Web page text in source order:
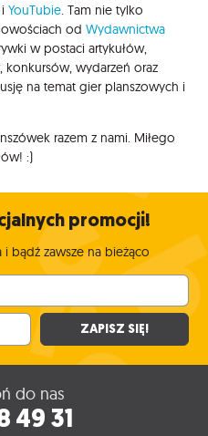
i YouTubie. Tam nie tylko
od Wydawnictwa
w postaci artykułów,
wydarzeń oraz
na temat gier planszowych i
razem z nami. Miłego
:)
promocji!
bądź zawsze na bieżąco
ZAPISZ SIĘ!
do nas
49 31